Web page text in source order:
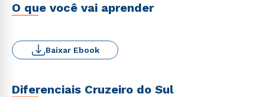
O que você vai aprender
Baixar Ebook
Diferenciais Cruzeiro do Sul